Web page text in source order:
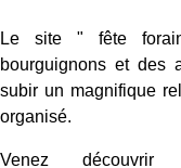
Le site " fête
bourguignons et des
subir un magnifique
organisé.
Venez